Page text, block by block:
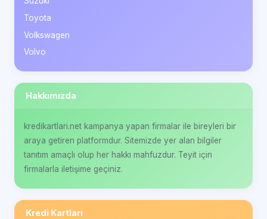
Toyota
Volkswagen
Volvo
Hakkımızda
kredikartlari.net kampanya yapan firmalar ile bireyleri bir
araya getiren platformdur. Sitemizde yer alan bilgiler
tanıtım amaçlı olup her hakkı mahfuzdur. Teyit için
firmalarla iletişime geçiniz.
Kredi Kartları